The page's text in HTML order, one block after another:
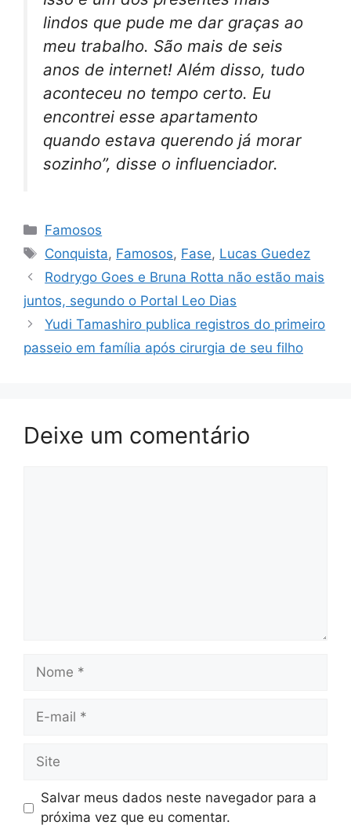
lindos que pude me dar graças ao
meu trabalho. São mais de seis
anos de internet! Além disso, tudo
aconteceu no tempo certo. Eu
encontrei esse apartamento
quando estava querendo já morar
sozinho”, disse o influenciador.
Categorias
Famosos
Tags
Conquista, Famosos, Fase, Lucas Guedez
Rodrygo Goes e Bruna Rotta não estão mais
juntos, segundo o Portal Leo Dias
Yudi Tamashiro publica registros do primeiro
passeio em família após cirurgia de seu filho
Deixe um comentário
Nome
Site
Salvar meus dados neste navegador para a
próxima vez que eu comentar.